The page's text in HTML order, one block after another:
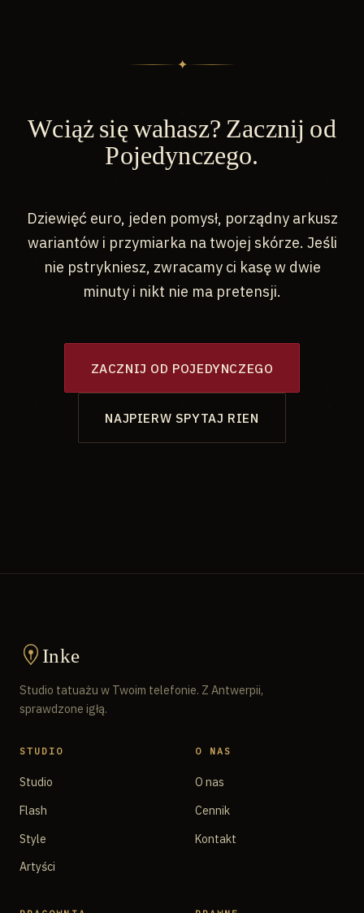
✦
Wciąż się wahasz? Zacznij od
Pojedynczego.
Dziewięć euro, jeden pomysł, porządny arkusz
wariantów i przymiarka na twojej skórze. Jeśli
nie pstrykniesz, zwracamy ci kasę w dwie
minuty i nikt nie ma pretensji.
ZACZNIJ OD POJEDYNCZEGO
NAJPIERW SPYTAJ RIEN
Inke
Studio tatuażu w Twoim telefonie. Z Antwerpii,
sprawdzone igłą.
STUDIO
Studio
Flash
Style
Artyści
O NAS
O nas
Cennik
Kontakt